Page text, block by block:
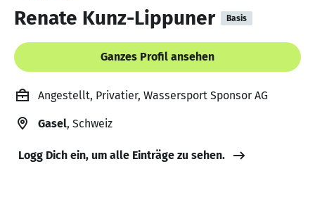
Renate Kunz-Lippuner Basis
Ganzes Profil ansehen
Angestellt, Privatier, Wassersport Sponsor AG
Gasel, Schweiz
Logg Dich ein, um alle Einträge zu sehen.